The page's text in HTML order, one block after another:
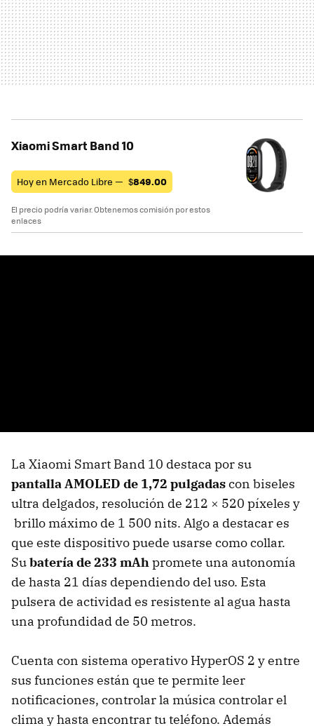
Xiaomi Smart Band 10
Hoy en Mercado Libre — $849.00
El precio podría variar. Obtenemos comisión por estos
enlaces
La Xiaomi Smart Band 10 destaca por su
pantalla AMOLED de 1,72 pulgadascon biseles
ultra delgados, resolución de 212 × 520 píxeles y
brillo máximo de 1 500 nits. Algo a destacar es
que este dispositivo puede usarse como collar.
Subatería de 233 mAhpromete una autonomía
de hasta 21 días dependiendo del uso. Esta
pulsera de actividad es resistente al agua hasta
una profundidad de 50 metros.
Cuenta con sistema operativo HyperOS 2 y entre
sus funciones están que te permite leer
notificaciones, controlar la música controlar el
clima y hasta encontrar tu teléfono. Además